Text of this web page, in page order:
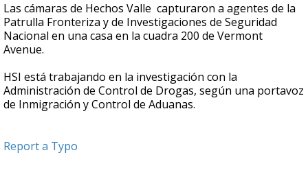
Las cámaras de Hechos Valle capturaron a agentes de la
Patrulla Fronteriza y de Investigaciones de Seguridad
Nacional en una casa en la cuadra 200 de Vermont
Avenue.
HSI está trabajando en la investigación con la
Administración de Control de Drogas, según una portavoz
de Inmigración y Control de Aduanas.
Report a Typo